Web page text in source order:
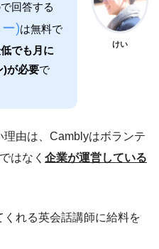
回答する
)は無料で
でも月に
)が必要で
けい
由は、Camblyはボランテ
はなく 企業が運営している
れる英会話講師に給料を